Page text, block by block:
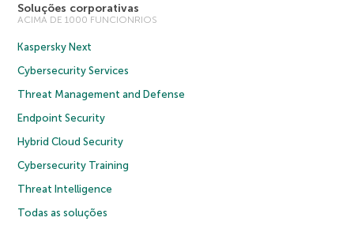
Soluções corporativas
ACIMA DE 1000 FUNCIONRIOS
Kaspersky Next
Cybersecurity Services
Threat Management and Defense
Endpoint Security
Hybrid Cloud Security
Cybersecurity Training
Threat Intelligence
Todas as soluções